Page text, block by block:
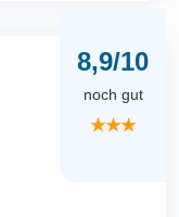
8,9/10
noch gut
★★★